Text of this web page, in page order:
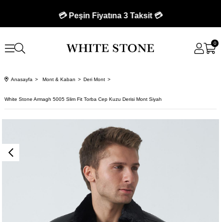
💳 Peşin Fiyatına 3 Taksit 💳
0
Anasayfa Mont & Kaban Deri Mont
White Stone Armagh 5005 Slim Fit Torba Cep Kuzu Derisi Mont Siyah